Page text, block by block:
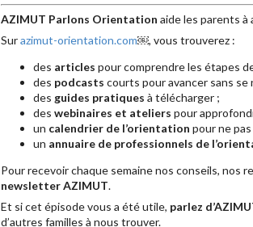
AZIMUT Parlons Orientation aide les parents à
Surazimut-orientation.com￼, vous trouverez :
des articles pour comprendre les étapes
des podcasts courts pour avancer sans
des guides pratiques à télécharger ;
des webinaires et ateliers pour
un calendrier de l’orientation pour ne
un annuaire de professionnels de
Pour recevoir chaque semaine nos conseils,
newsletter AZIMUT.
Et si cet épisode vous a été utile, parlez
d’autres familles à nous trouver.